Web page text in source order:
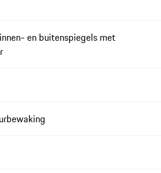
en buitenspiegels met